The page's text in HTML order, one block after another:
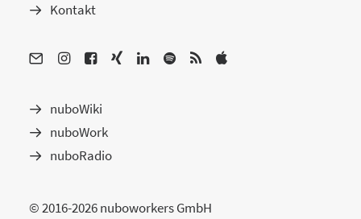
Kontakt
nuboWiki
nuboWork
nuboRadio
© 2016-2026 nuboworkers GmbH